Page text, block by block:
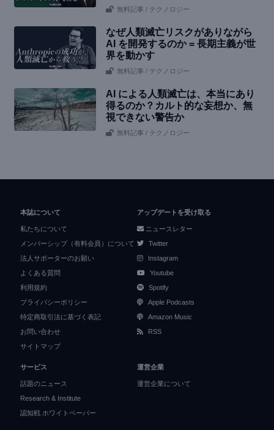
無料記事 / テクノロジー
なぜ人類滅亡リスクがありながら
AI を開発するのか = 長期主義が世
界を動かす
無料記事 / テクノロジー
AI による人類滅亡は、本当にあり
得るのか？カルト的な妄想か、無
視できない警告か
無料記事 / テクノロジー
本誌について
私たちについて
メンバーシップ（有料会員）について
法人サポーターのお願い
よくある質問
利用規約
プライバシーポリシー
特定商取引法に基づく表記
お問い合わせ
サイトマップ
アップデートを受け取る
ニュースレター
Twitter
Instagram
Youtube
Spotify
Apple Podcasts
Amazon Music
RSS
サービス
話題のニュース
Research & Institute
認知戦 ホワイトペーパー
運営企業
運営企業について